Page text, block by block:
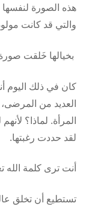
هذه الصورة
والتي قد كانت
بخيالها خَلقت
كان في ذلك اليوم
العديد من
المرأة. لماذا؟
لقد حددت رغبتها.
أنت ترى كلمة
تستطيع أن تخلق